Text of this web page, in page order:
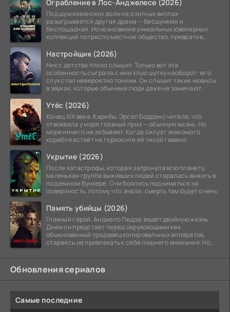
Ограбление в Лос-Анджелесе (2026)
Под шум океанских волн на элитных виллах
разыгрывается другая драма — бесшумная и
беспощадная. Исчезновение уникальных ювелирных
коллекций потрясло местное общество, превратив
Настройщик (2026)
Ник с детства плохо слышит. Только вот эта
особенность сыграла с ним злую шутку наоборот: его
слух стал невероятно тонким. Он слышит такие нюансы
в звуках, которые обычные люди даже не замечают.
Утёс (2026)
Конец XIX века. Карибы. Эрсел Бодден считала, что
отвоевала у моря главный приз — обычную жизнь. Но
море ничего не забывает. Когда силуэт знакомого
корабля встаёт на горизонте её тихой гавани,
Укрытие (2026)
После катастрофы, которая затронула всю планету,
маленькая группа выживших людей старалась выжить в
подземном бункере. Они боялись подниматься на
поверхность, потому что знали: смерть там будет очень
Память убийцы (2026)
Главный герой, Анджело Ледде, ведет двойную жизнь.
Днем он предстает перед окружающими как
обыкновенный продавец копировальных аппаратов,
стараясь не привлекать к себе лишнего внимания. Но
Обновления сериалов
Самые последние